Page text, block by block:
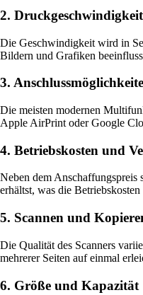
2.
Die Geschwindigkeit wird in
Bildern und Grafiken
3.
Die meisten modernen
Apple AirPrint oder Google
4. Betriebskosten und
Neben dem Anschaffungspreis
erhältst, was die
5. Scannen und
Die Qualität des Scanners
mehrerer Seiten auf einmal
6. Größe und Kapazität